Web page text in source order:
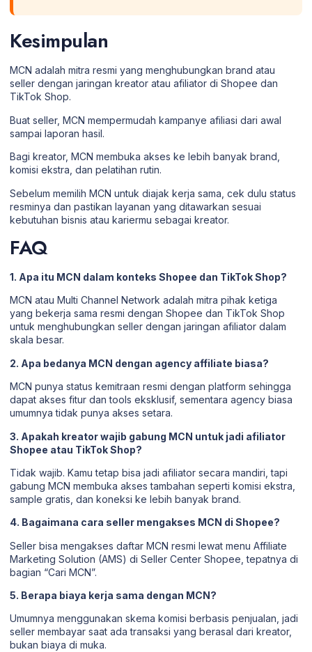
Kesimpulan
MCN adalah mitra resmi yang menghubungkan brand atau
seller dengan jaringan kreator atau afiliator di Shopee dan
TikTok Shop.
Buat seller, MCN mempermudah kampanye afiliasi dari awal
sampai laporan hasil.
Bagi kreator, MCN membuka akses ke lebih banyak brand,
komisi ekstra, dan pelatihan rutin.
Sebelum memilih MCN untuk diajak kerja sama, cek dulu status
resminya dan pastikan layanan yang ditawarkan sesuai
kebutuhan bisnis atau kariermu sebagai kreator.
FAQ
1. Apa itu MCN dalam konteks Shopee dan TikTok Shop?
MCN atau Multi Channel Network adalah mitra pihak ketiga
yang bekerja sama resmi dengan Shopee dan TikTok Shop
untuk menghubungkan seller dengan jaringan afiliator dalam
skala besar.
2. Apa bedanya MCN dengan agency affiliate biasa?
MCN punya status kemitraan resmi dengan platform sehingga
dapat akses fitur dan tools eksklusif, sementara agency biasa
umumnya tidak punya akses setara.
3. Apakah kreator wajib gabung MCN untuk jadi afiliator
Shopee atau TikTok Shop?
Tidak wajib. Kamu tetap bisa jadi afiliator secara mandiri, tapi
gabung MCN membuka akses tambahan seperti komisi ekstra,
sample gratis, dan koneksi ke lebih banyak brand.
4. Bagaimana cara seller mengakses MCN di Shopee?
Seller bisa mengakses daftar MCN resmi lewat menu Affiliate
Marketing Solution (AMS) di Seller Center Shopee, tepatnya di
bagian “Cari MCN”.
5. Berapa biaya kerja sama dengan MCN?
Umumnya menggunakan skema komisi berbasis penjualan, jadi
seller membayar saat ada transaksi yang berasal dari kreator,
bukan biaya di muka.